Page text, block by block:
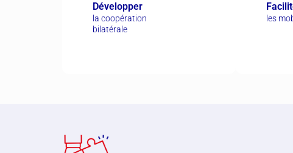
Développer
la coopération
bilatérale
les